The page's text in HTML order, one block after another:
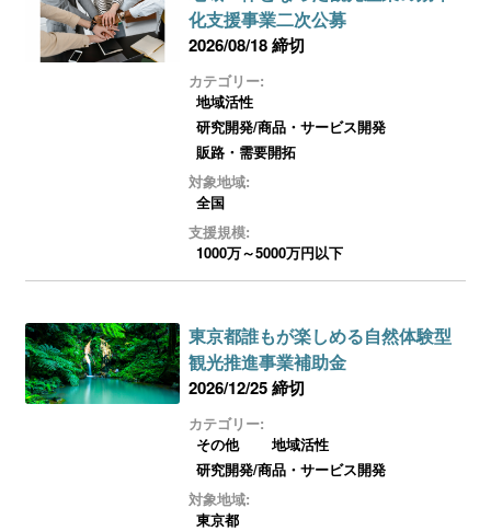
化支援事業二次公募
2026/08/18 締切
カテゴリー:
地域活性
研究開発/商品・サービス開発
販路・需要開拓
対象地域:
全国
支援規模:
1000万～5000万円以下
東京都誰もが楽しめる自然体験型
観光推進事業補助金
2026/12/25 締切
カテゴリー:
その他
地域活性
研究開発/商品・サービス開発
対象地域:
東京都